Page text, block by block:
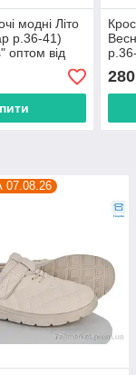
модні Літо
р.36-41)
оптом від
280